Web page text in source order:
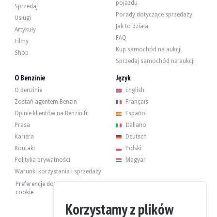
-Zmieniarka płyt CD,
-System wspomagania jazdy: asystent parkowania,
-gaśnica,
-Przyciemniana przednia szyba,
-HomeLink (otwieranie drzwi garażowych),
-Automatyczna klimatyzacja,
-Zagłówek przedni z plakietką Porsche,
-Malowana tylna konsola środkowa,
-Słuchawka telefoniczna do modułu telefonicznego (PCM),
-Porsche Communication Management (PCM) z modułem nawigacji DVD
-Kolorowe tarcze kół z logo Porsche,
2,7-litrowy 6-cylindrowy silnik rozwijał moc 245 KM, gdy opuszczał
Sprzedaj
Usługi
Artykuły
Filmy
Shop
pojazdu
Porady dotyczące sprzedaży
Jak to działa
FAQ
Kup samochód na aukcji
Sprzedaj samochód na aukcji
O Benzinie
O Benzinie
Zostań agentem Benzin
Opinie klientów na Benzin.fr
Prasa
Kariera
Kontakt
Polityka prywatności
Warunki korzystania i sprzedaży
Preferencje dotyczące plików
cookie
Język
English
Français
Español
Italiano
Deutsch
Polski
Magyar
Korzystamy z plików